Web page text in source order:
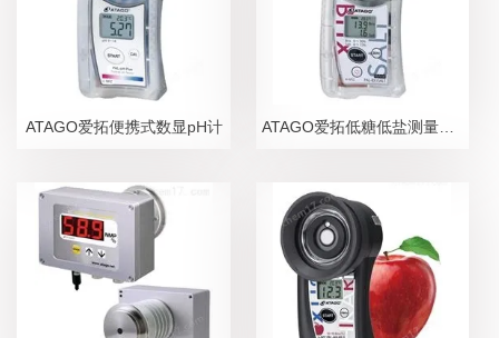
ATAGO爱拓便携式数显pH计 ATAGO爱拓低糖低盐测量糖盐度计